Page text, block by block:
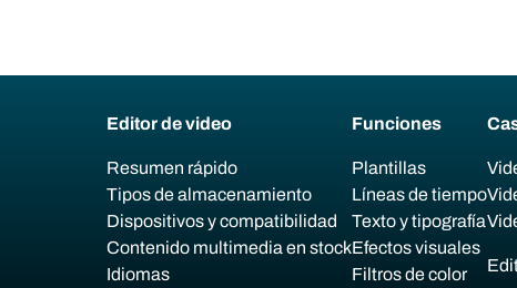
Editor de video
Resumen rápido
Tipos de almacenamiento
Dispositivos y compatibilidad
Contenido multimedia en stock
Idiomas
Funciones
Plantillas
Líneas de tiempo
Texto y tipografía
Efectos visuales
Filtros de color